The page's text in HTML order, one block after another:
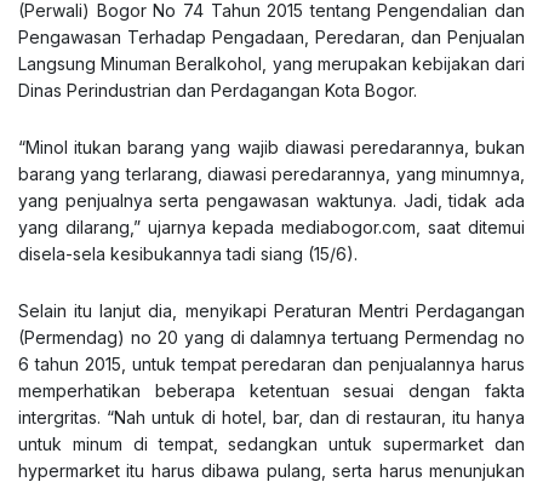
(Perwali) Bogor No 74 Tahun 2015 tentang Pengendalian dan
Pengawasan Terhadap Pengadaan, Peredaran, dan Penjualan
Langsung Minuman Beralkohol, yang merupakan kebijakan dari
Dinas Perindustrian dan Perdagangan Kota Bogor.
“Minol itukan barang yang wajib diawasi peredarannya, bukan
barang yang terlarang, diawasi peredarannya, yang minumnya,
yang penjualnya serta pengawasan waktunya. Jadi, tidak ada
yang dilarang,” ujarnya kepadamediabogor.com , saat ditemui
disela-sela kesibukannya tadi siang (15/6).
Selain itu lanjut dia, menyikapi Peraturan Mentri Perdagangan
(Permendag) no 20 yang di dalamnya tertuang Permendag no
6 tahun 2015, untuk tempat peredaran dan penjualannya harus
memperhatikan beberapa ketentuan sesuai dengan fakta
intergritas. “Nah untuk di hotel, bar, dan di restauran, itu hanya
untuk minum di tempat, sedangkan untuk supermarket dan
hypermarket itu harus dibawa pulang, serta harus menunjukan